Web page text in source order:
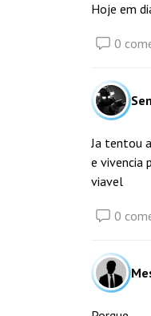
Hoje em
0
Ja tentou
e vivencia
viavel
0